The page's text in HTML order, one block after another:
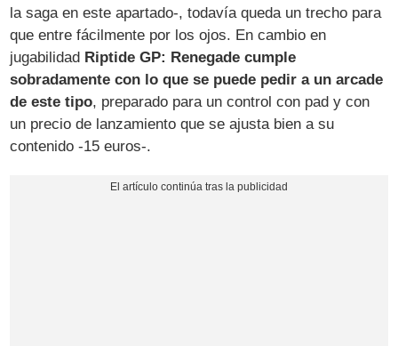
la saga en este apartado-, todavía queda un trecho para
que entre fácilmente por los ojos. En cambio en
jugabilidad Riptide GP: Renegade cumple
sobradamente con lo que se puede pedir a un arcade
de este tipo, preparado para un control con pad y con
un precio de lanzamiento que se ajusta bien a su
contenido -15 euros-.